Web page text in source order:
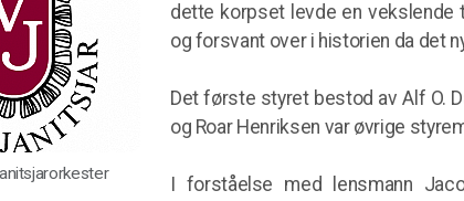
dette korpset levde en
og forsvant over i historien da det
Det første styret bestod av Alf O.
og Roar Henriksen var øvrige
I forståelse med lensmann